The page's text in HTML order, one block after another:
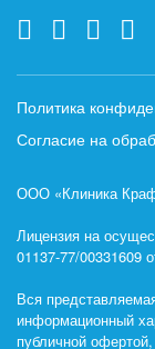
Политика
Согласие на
ООО «Клиника
Лицензия на
01137-77/00331609
Вся
информационный
публичной